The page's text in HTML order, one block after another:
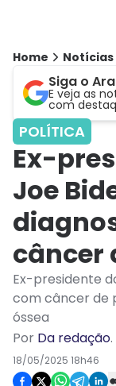
Home Notícias
Siga o
E veja as
com
POLÍTICA
Ex-
Joe
câncer
Ex-presidente
com câncer de
óssea
Por Da redação.
18/05/2025 18h46